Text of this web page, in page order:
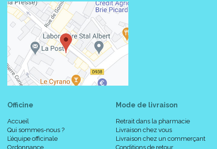
C20-22 alkyl phosphate, glycerin, C20-22 alcohols, decyl
glucoside, butylene glycol, dimethicone, xanthan gum,
chlorphenesin, fragance, tricontanyl PVP, benzoic acid,
tetrasodium EDTA, tocopheryl acetate, o-cymen-5-ol, sodium
hydroxide, propylene glycol, citric acid, Glycyrrhiza inflata root
extract.
Code ACL : 9961089
Code EAN : 3661434001932
Officine
Accueil
Qui sommes-nous ?
L’équipe officinale
Ordonnance
Mode de livraison
Retrait dans la pharmacie
Livraison chez vous
Livraison chez un commerçant
Conditions de retour